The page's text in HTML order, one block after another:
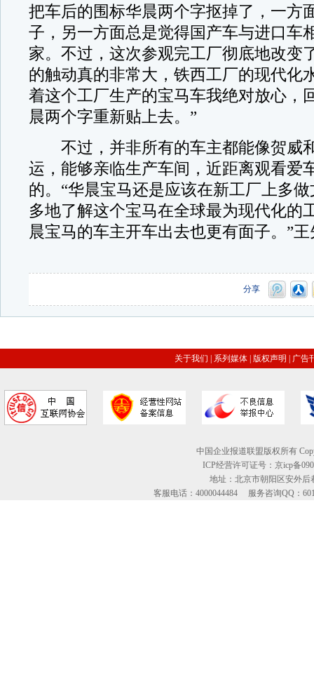
把车后的围标华晨两个字抠掉了，一方
子，另一方面总是觉得国产车与进口车
家。不过，这次参观完工厂彻底地改变
的触动真的非常大，铁西工厂的现代化
着这个工厂生产的宝马车我绝对放心，
晨两个字重新贴上去。”
不过，并非所有的车主都能像贺威
运，能够亲临生产车间，近距离观看爱
的。“华晨宝马还是应该在新工厂上多
多地了解这个宝马在全球最为现代化的
晨宝马的车主开车出去也更有面子。”
分享
关于我们 系列媒体 |版权声明 广告
中国企业报道联盟版权所有
ICP经营许可证号：京icp备
地址：北京市朝阳区安外后
客服电话：4000044484 服务咨询QQ：